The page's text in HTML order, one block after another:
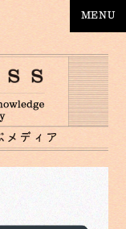
MENU